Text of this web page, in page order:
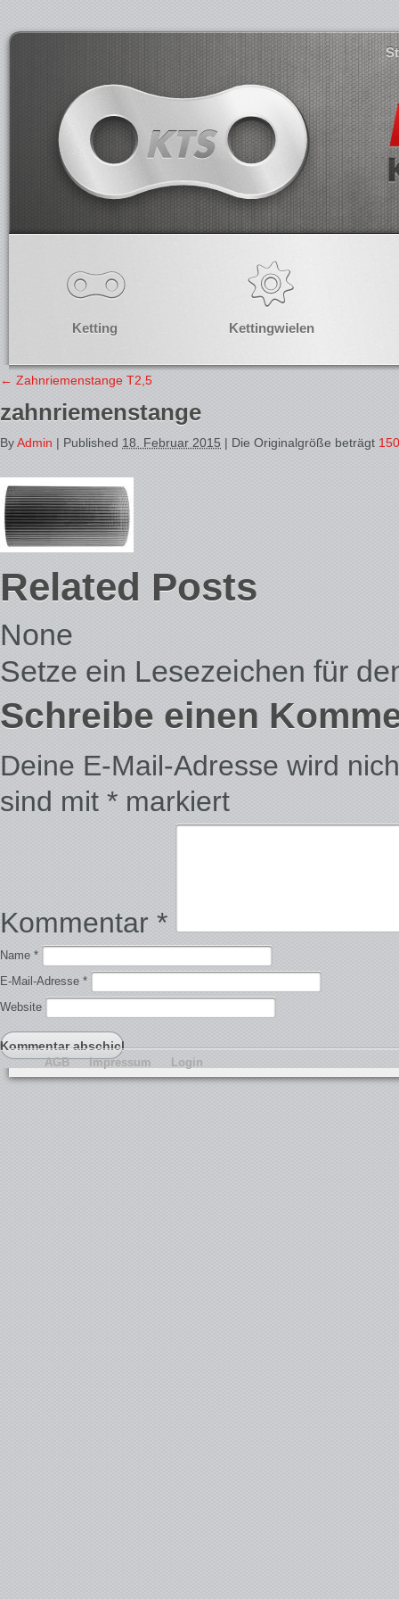
Ketting Kettingwielen
← Zahnriemenstange T2,5
zahnriemenstange
ByAdmin | Published 18. Februar 2015 | Die Originalgröße beträgt
Related Posts
None
Setze ein Lesezeichen für
Schreibe einen
Deine E-Mail-Adresse wird
sind mit * markiert
Kommentar *
Name *
E-Mail-Adresse *
Website
AGB Impressum Login